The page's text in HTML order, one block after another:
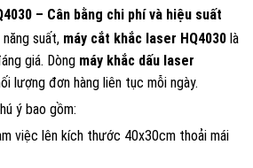
– Cân bằng chi phí và hiệu suất
suất, máy cắt khắc laser HQ4030 là
giá. Dòng máy khắc dấu laser
lượng đơn hàng liên tục mỗi ngày.
ý bao gồm:
việc lên kích thước 40x30cm thoải mái